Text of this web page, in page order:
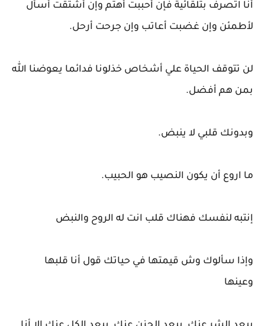
أنا اتصرف بتلقائية فإن أحببت أهتم وإن أشتقت أسأل
لأطمئن وإن غضبت أعاتب وإن جرحت أرحل.
لن تتوقف الحياة علي أشخاص خذلونا فدائما يعوضنا الله
بمن هم أفضل.
وبدونك قلبي لا ينبض.
ما اروع أن يكون النصيب هو الحبيب.
إنتبه لنفسك فهناك قلب انت له الروح والنبض
وإذا سألوك وش قيمتها في حياتك قول أنا قلبها
وعينها